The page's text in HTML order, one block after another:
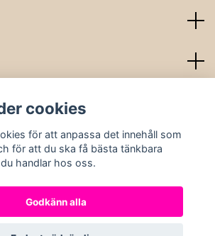
© 2026 Nybryggt
cookies
för att anpassa det innehåll som
för att du ska få bästa tänkbara
handlar hos oss.
Godkänn alla